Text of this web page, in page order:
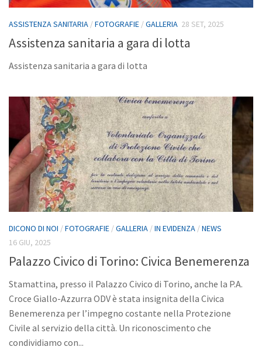
Servizio civile
Galleria
Fotografie
Video
Collaboriamo con…
Contatti
ASSISTENZA SANITARIA /FOTOGRAFIE /GALLERIA 28 SET, 2025
Assistenza sanitaria a gara di lotta
Assistenza sanitaria a gara di lotta
DICONO DI NOI /FOTOGRAFIE /GALLERIA /IN EVIDENZA /NEWS
16 GIU, 2025
Palazzo Civico di Torino: Civica Benemerenza
Stamattina, presso il Palazzo Civico di Torino, anche la P.A.
Croce Giallo-Azzurra ODV è stata insignita della Civica
Benemerenza per l’impegno costante nella Protezione
Civile al servizio della città. Un riconoscimento che
condividiamo con...